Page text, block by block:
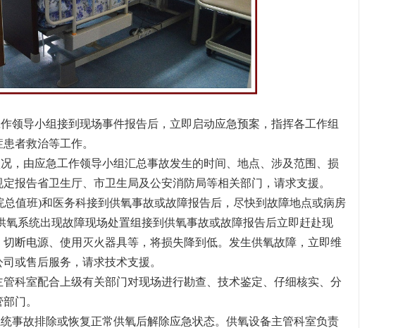
领导小组接到现场事件报告后，立即启动应急预案，指挥各工作组
者救治等工作。
由应急工作领导小组汇总事故发生的时间、地点、涉及范围、损
报告省卫生厅、市卫生局及公安消防局等相关部门，请求支援。
班)和医务科接到供氧事故或故障报告后，尽快到故障地点或病房
系统出现故障现场处置组接到供氧事故或故障报告后立即赶赴现
断电源、使用灭火器具等，将损失降到低。发生供氧故障，立即维
或售后服务，请求技术支援。
室配合上级有关部门对现场进行勘查、技术鉴定、仔细核实、分
门。
故排除或恢复正常供氧后解除应急状态。供氧设备主管科室负责